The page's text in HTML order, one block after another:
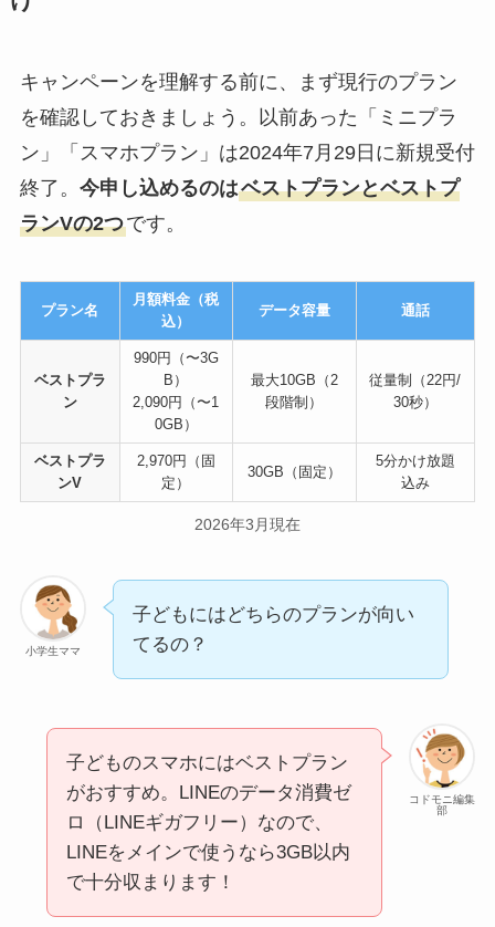
キャンペーンを理解する前に、まず現行のプラン
を確認しておきましょう。以前あった「ミニプラ
ン」「スマホプラン」は2024年7月29日に新規受付
終了。 今申し込めるのはベストプランとベストプ
ランVの2つです。
プラン名
月額料金（税
込）
データ容量 通話
ベストプラ
ン
990円（〜3G
B）
2,090円（〜1
0GB）
最大10GB（2
段階制）
従量制（22円/
30秒）
ベストプラ
ンV
2,970円（固
定）
30GB（固定）
5分かけ放題
込み
2026年3月現在
小学生ママ
子どもにはどちらのプランが向い
てるの？
コドモニ編集
部
子どものスマホにはベストプラン
がおすすめ。LINEのデータ消費ゼ
ロ（LINEギガフリー）なので、
LINEをメインで使うなら3GB以内
で十分収まります！